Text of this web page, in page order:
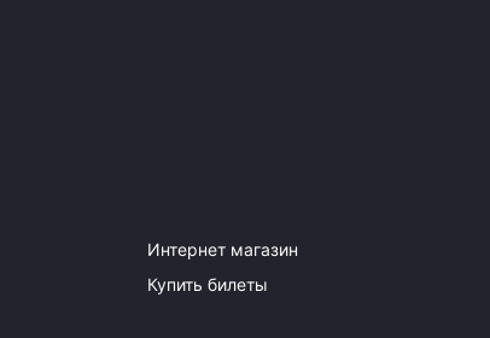
Интернет магазин
Купить билеты